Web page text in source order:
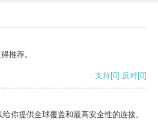
推荐。
支持[0] 反对[0]
你提供全球覆盖和最高安全性的连接。